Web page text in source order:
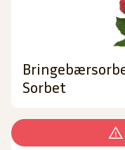
Sorbet